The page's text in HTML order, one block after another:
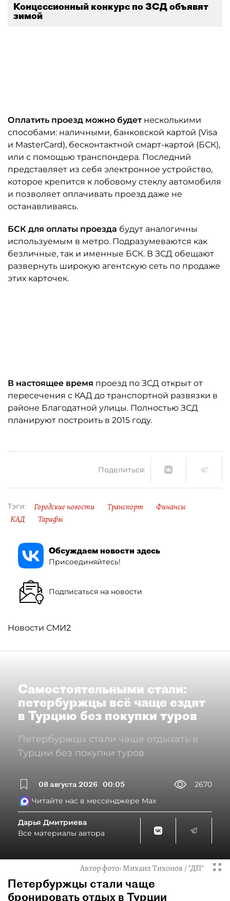
Концессионный конкурс по ЗСД объявят
зимой
Оплатить проезд можно будет несколькими
способами: наличными, банковской картой (Visa
и MasterCard), бесконтактной смарт-картой (БСК),
или с помощью транспондера. Последний
представляет из себя электронное устройство,
которое крепится к лобовому стеклу автомобиля
и позволяет оплачивать проезд даже не
останавливаясь.
БСК для оплаты проезда будут аналогичны
используемым в метро. Подразумеваются как
безличные, так и именные БСК. В ЗСД обещают
развернуть широкую агентскую сеть по продаже
этих карточек.
В настоящее время проезд по ЗСД открыт от
пересечения с КАД до транспортной развязки в
районе Благодатной улицы. Полностью ЗСД
планируют построить в 2015 году.
Поделиться:
Тэги: Городские новости Транспорт
Финансы
КАД
Тарифы
Обсуждаем новости здесь
Присоединяйтесь!
Подписаться на новости
Новости СМИ2
Самостоятельными стали:
петербуржцы всё чаще ездят
в Турцию без покупки туров
Петербуржцы стали чаще отдыхать в
Турции без покупки туров
08 августа 2026 00:05
2670
Читайте нас в мессенджере Max
Дарья Дмитриева
Все материалы автора
Автор фото:Михаил Тихонов / "ДП"
Петербуржцы стали чаще
бронировать отдых в Турции